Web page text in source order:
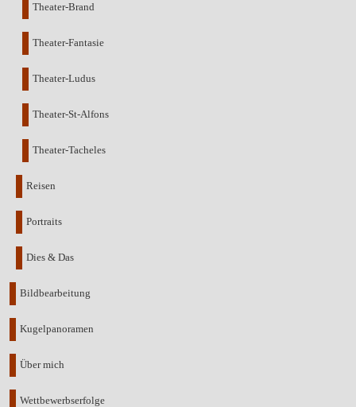
Theater-Brand
Theater-Fantasie
Theater-Ludus
Theater-St-Alfons
Theater-Tacheles
Reisen
Portraits
Dies & Das
Bildbearbeitung
Kugelpanoramen
Über mich
Wettbewerbserfolge